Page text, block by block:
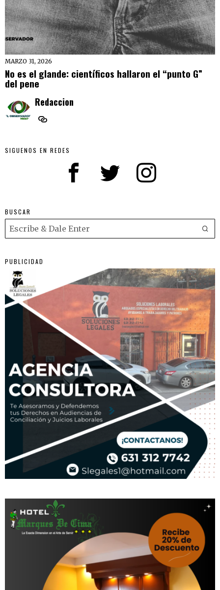
MARZO 31, 2026
No es el glande: científicos hallaron el “punto G”
del pene
Redaccion
SIGUENOS EN REDES
BUSCAR
PUBLICIDAD